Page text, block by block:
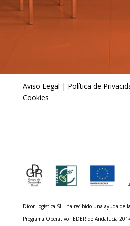
Aviso Legal | Política de
Cookies
Dicor Logistica SLL ha recibido una ayuda de
Programa Operativo FEDER de Andalucía